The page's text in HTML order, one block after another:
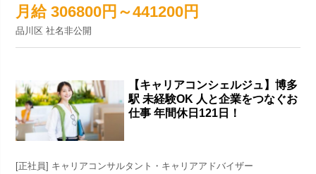
月給 306800円～441200円
品川区 社名非公開
【キャリアコンシェルジュ】博多
駅 未経験OK 人と企業をつなぐお
仕事 年間休日121日！
[正社員] キャリアコンサルタント・キャリアアドバイザー